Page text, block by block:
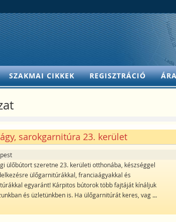
SZAKMAI CIKKEK REGISZTRÁCIÓ
sarokgarnitúra 23. kerület
ülőbútort szeretne 23. kerületi otthonába, készséggel
ülőgarnitúrákkal, franciaágyakkal és
egyaránt! Kárpitos bútorok több fajtáját kínáljuk
és üzletünkben is. Ha ülőgarnitúrát keres, vag...